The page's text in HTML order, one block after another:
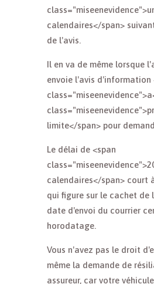
calendaires</span>
de l'avis.
Il en va de même lorsque
envoie l'avis d'information
limite</span> pour
Le délai de <span
calendaires</span> court
qui figure sur le cachet de
date d'envoi du courrier
horodatage.
Vous n'avez pas le droit
même la demande de
assureur, car votre